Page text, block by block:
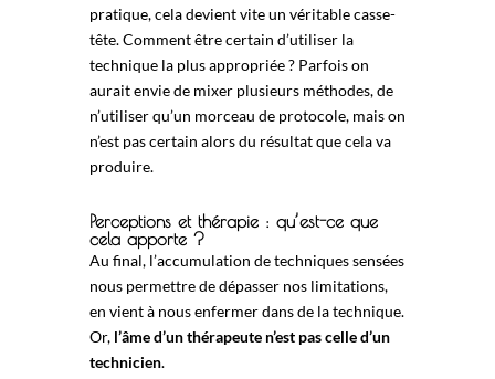
pratique, cela devient vite un véritable casse-
tête. Comment être certain d’utiliser la
technique la plus appropriée ? Parfois on
aurait envie de mixer plusieurs méthodes, de
n’utiliser qu’un morceau de protocole, mais on
n’est pas certain alors du résultat que cela va
produire.
Perceptions et thérapie : qu’est-ce que
cela apporte ?
Au final, l’accumulation de techniques sensées
nous permettre de dépasser nos limitations,
en vient à nous enfermer dans de la technique.
Or, l’âme d’un thérapeute n’est pas celle d’un
technicien.